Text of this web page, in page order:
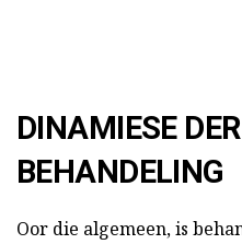
DINAMIESE
BEHANDELING
Oor die algemeen, is